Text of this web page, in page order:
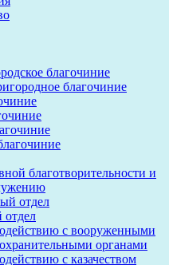
благочиние
благочиние
благотворительности и
отдел
отдел
с вооруженными
органами
с казачеством